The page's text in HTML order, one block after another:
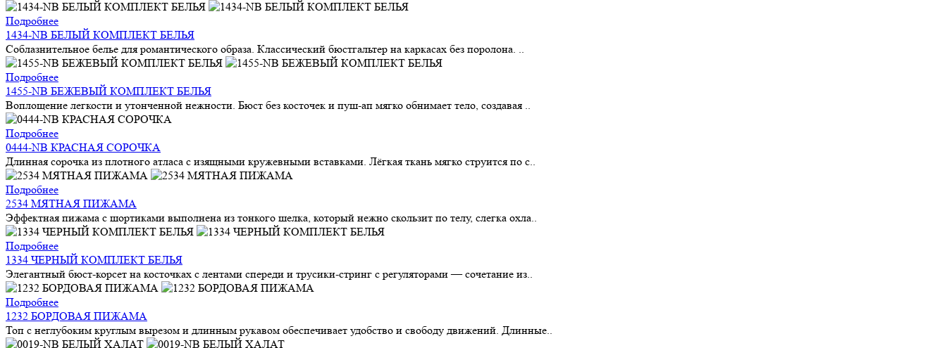
Подробнее
1434-NB БЕЛЫЙ КОМПЛЕКТ БЕЛЬЯ
Соблазнительное белье для романтического образа. Классический бюстгальтер на каркасах без поролона. ..
Подробнее
1455-NB БЕЖЕВЫЙ КОМПЛЕКТ БЕЛЬЯ
Воплощение легкости и утонченной нежности. Бюст без косточек и пуш-ап мягко обнимает тело, создавая ..
Подробнее
0444-NB КРАСНАЯ СОРОЧКА
Длинная сорочка из плотного атласа с изящными кружевными вставками. Лёгкая ткань мягко струится по с..
Подробнее
2534 МЯТНАЯ ПИЖАМА
Эффектная пижама с шортиками выполнена из тонкого шелка, который нежно скользит по телу, слегка охла..
Подробнее
1334 ЧЕРНЫЙ КОМПЛЕКТ БЕЛЬЯ
Элегантный бюст-корсет на косточках с лентами спереди и трусики-стринг с регуляторами — сочетание из..
Подробнее
1232 БОРДОВАЯ ПИЖАМА
Топ с неглубоким круглым вырезом и длинным рукавом обеспечивает удобство и свободу движений. Длинные..